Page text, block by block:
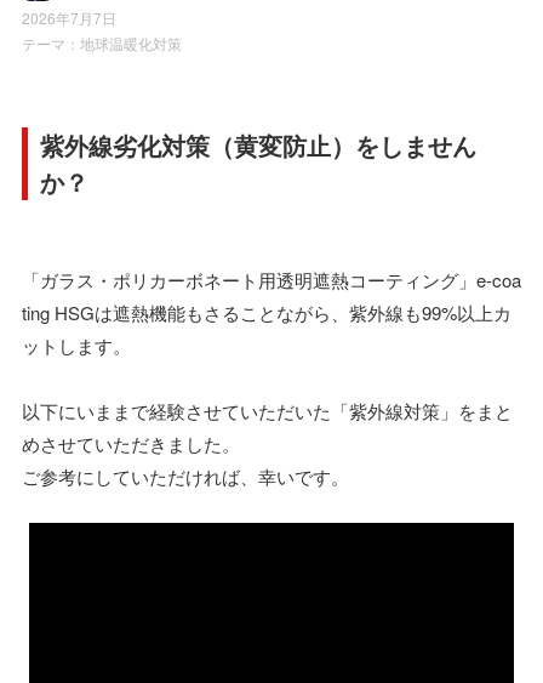
2026年7月7日
テーマ： 地球温暖化対策
紫外線劣化対策（黄変防止）をしません
か？
「ガラス・ポリカーボネート用透明遮熱コーティング」e-coa
ting HSGは遮熱機能もさることながら、紫外線も99%以上カ
ットします。
以下にいままで経験させていただいた「紫外線対策」をまと
めさせていただきました。
ご参考にしていただければ、幸いです。